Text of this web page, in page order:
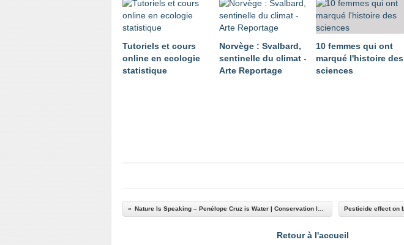
Tutoriels et cours
online en ecologie
statistique
Norvège : Svalbard,
sentinelle du climat -
Arte Reportage
10 femmes qui ont
marqué l'histoire des
sciences
Retour à l'accueil